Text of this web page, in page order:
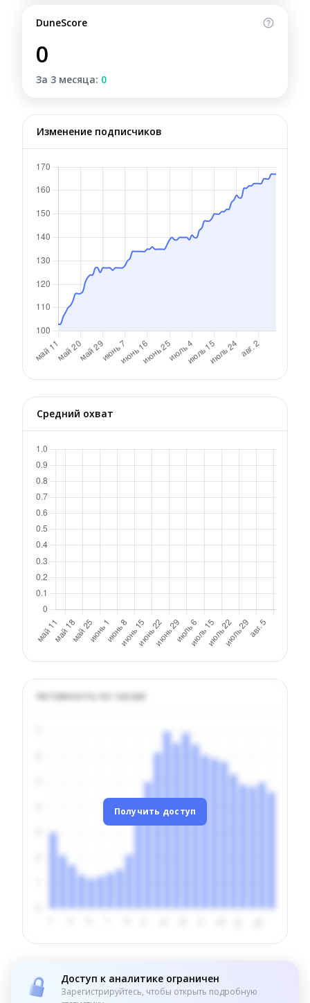
DuneScore
0
За 3 месяца: 0
Изменение подписчиков
Средний охват
Активность по часам
Получить доступ
Доступ к аналитике ограничен
Зарегистрируйтесь, чтобы открыть подробную